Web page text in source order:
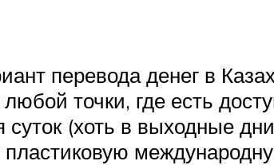
перевода денег в
любой точки, где есть
(хоть в выходные
пластиковую